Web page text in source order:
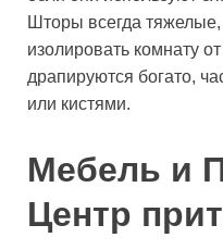
Шторы всегда тяжелые,
изолировать комнату
драпируются богато,
или кистями.
Мебель и
Центр